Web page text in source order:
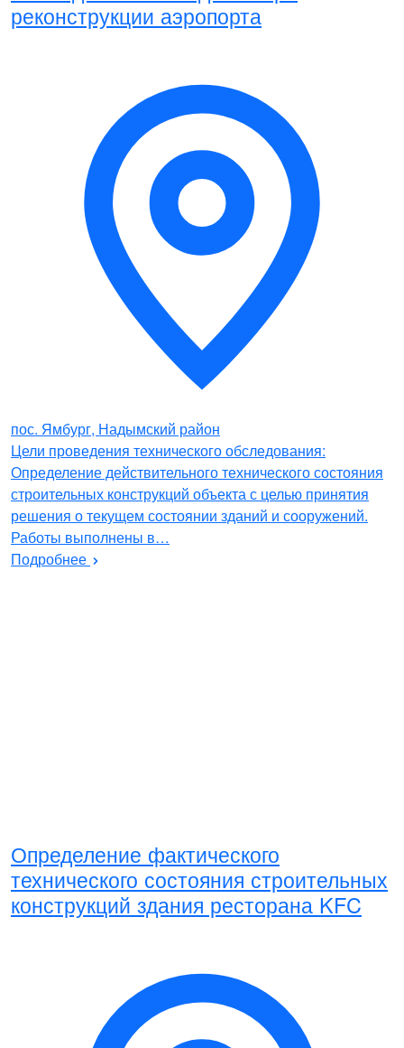
реконструкции аэропорта
пос. Ямбург, Надымский район
Цели проведения технического обследования:
Определение действительного технического состояния
строительных конструкций объекта с целью принятия
решения о текущем состоянии зданий и сооружений.
Работы выполнены в…
Подробнее
Определение фактического
технического состояния строительных
конструкций здания ресторана KFC